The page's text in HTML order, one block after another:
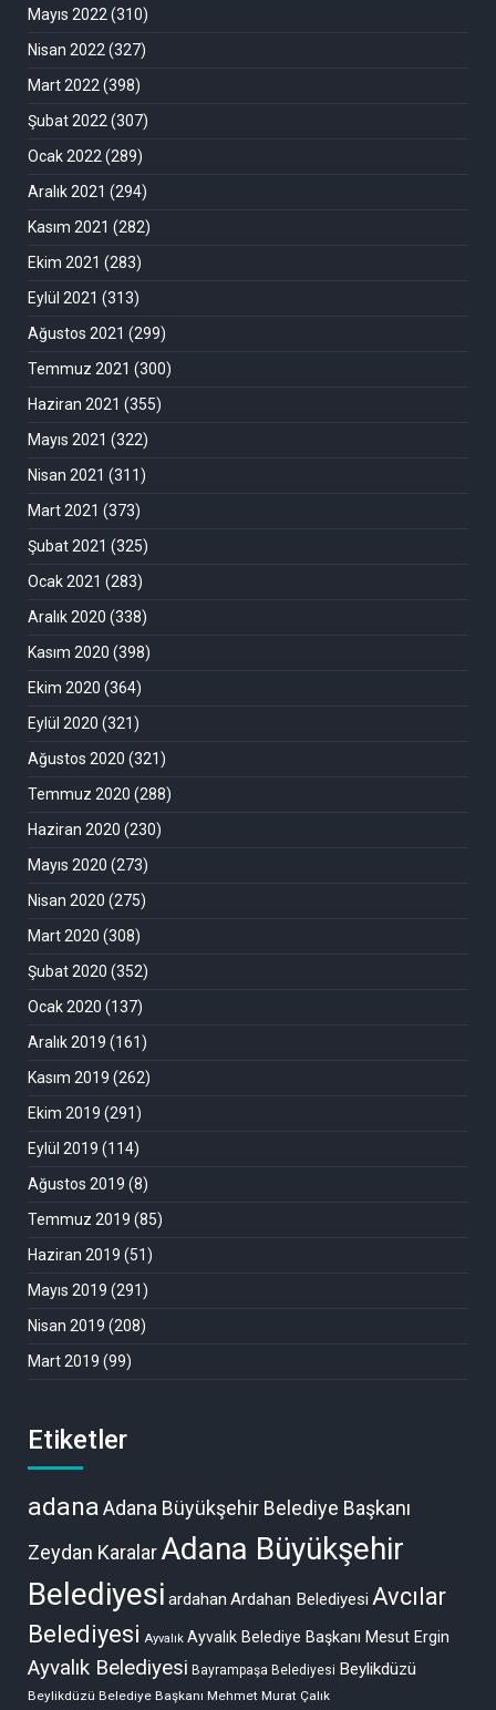
Mayıs 2022(310)
Nisan 2022(327)
Mart 2022(398)
Şubat 2022(307)
Ocak 2022(289)
Aralık 2021 (294)
Kasım 2021 (282)
Ekim 2021 (283)
Eylül 2021 (313)
Ağustos 2021 (299)
Temmuz 2021 (300)
Haziran 2021 (355)
Mayıs 2021 (322)
Nisan 2021 (311)
Mart 2021 (373)
Şubat 2021 (325)
Ocak 2021 (283)
Aralık 2020 (338)
Kasım 2020 (398)
Ekim 2020 (364)
Eylül 2020 (321)
Ağustos 2020 (321)
Temmuz 2020 (288)
Haziran 2020 (230)
Mayıs 2020 (273)
Nisan 2020 (275)
Mart 2020 (308)
Şubat 2020 (352)
Ocak 2020 (137)
Aralık 2019 (161)
Kasım 2019 (262)
Ekim 2019 (291)
Eylül 2019 (114)
Ağustos 2019 (8)
Temmuz 2019 (85)
Haziran 2019 (51)
Mayıs 2019 (291)
Nisan 2019 (208)
Mart 2019 (99)
Etiketler
adanaAdana Büyükşehir Belediye Başkanı
Zeydan KaralarAdana Büyükşehir
Belediyesi ardahan Ardahan Belediyesi Avcılar
Belediyesi Ayvalık Ayvalık Belediye Başkanı Mesut Ergin
Ayvalık Belediyesi Bayrampaşa Belediyesi Beylikdüzü
Beylikdüzü Belediye Başkanı Mehmet Murat Çalık